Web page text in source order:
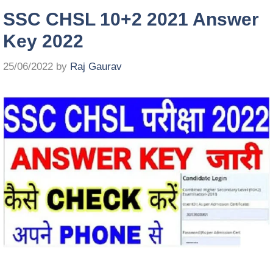
SSC CHSL 10+2 2021 Answer
Key 2022
25/06/2022 by Raj Gaurav